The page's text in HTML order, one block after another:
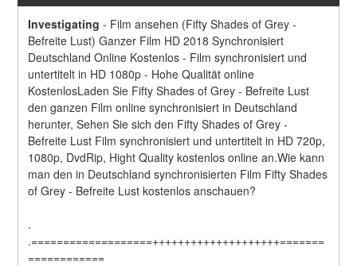
Investigating - Film ansehen (Fifty Shades of Grey -
Befreite Lust) Ganzer Film HD 2018 Synchronisiert
Deutschland Online Kostenlos - Film synchronisiert und
untertitelt in HD 1080p - Hohe Qualität online
KostenlosLaden Sie Fifty Shades of Grey - Befreite Lust
den ganzen Film online synchronisiert in Deutschland
herunter, Sehen Sie sich den Fifty Shades of Grey -
Befreite Lust Film synchronisiert und untertitelt in HD 720p,
1080p, DvdRip, Hight Quality kostenlos online an.Wie kann
man den in Deutschland synchronisierten Film Fifty Shades
of Grey - Befreite Lust kostenlos anschauen?
.
.===================++++++++++++++++++++=======
============